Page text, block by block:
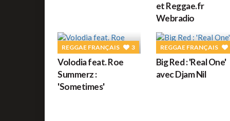
et Reggae.fr
Webradio
REGGAE FRANÇAIS 3
Volodia feat. Roe
Summerz :
'Sometimes'
REGGAE FRANÇAIS
Big Red : 'Real One'
avec Djam Nil